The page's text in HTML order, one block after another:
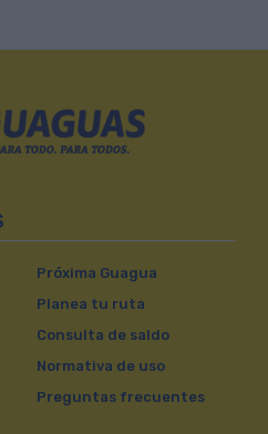
Próxima Guagua
Planea tu ruta
Consulta de saldo
Normativa de uso
Preguntas frecuentes